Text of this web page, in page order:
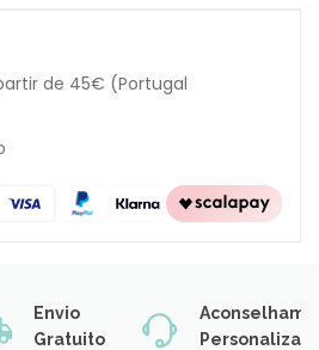
de 45€ (Portugal
Envio
Gratuito